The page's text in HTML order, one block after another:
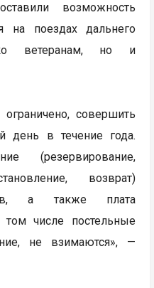
возможность
на поездах дальнего
ветеранам, но и
совершить
в течение года.
(резервирование,
возврат)
а также плата
числе постельные
не взимаются», —